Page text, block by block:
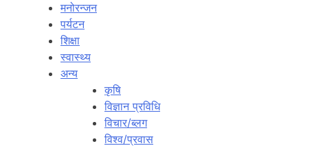
मनोरन्जन
पर्यटन
शिक्षा
स्वास्थ्य
अन्य
कृषि
विज्ञान प्रविधि
विचार/ब्लग
विश्व/प्रवास